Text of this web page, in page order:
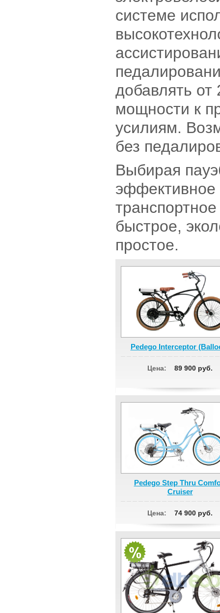
системе
добавлять
мощности к
усилиям.
без
Выбирая
эффективное
быстрое,
простое.
Pedego Interceptor
Цена: 89 900 руб.
Pedego Step Thru
Cruiser
Цена: 74 900 руб.